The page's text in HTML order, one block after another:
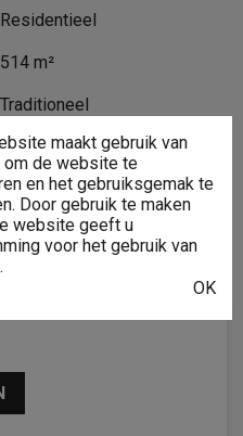
Residentieel
514 m²
Traditioneel
1980
0
Normaal
maakt gebruik van
de website te
en het gebruiksgemak te
Door gebruik te maken
website geeft u
voor het gebruik van
OK